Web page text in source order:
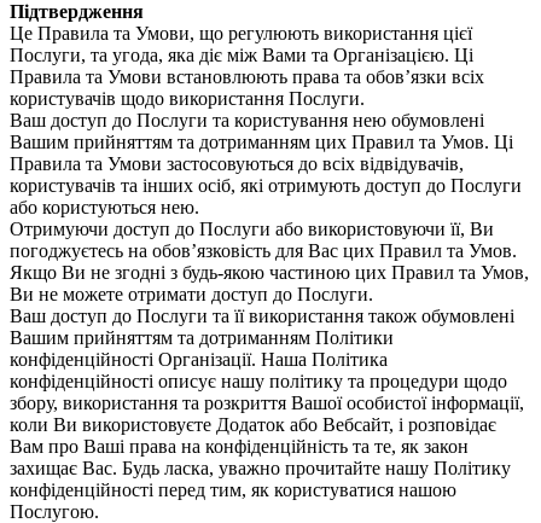
Підтвердження
Це Правила та Умови, що регулюють використання цієї
Послуги, та угода, яка діє між Вами та Організацією. Ці
Правила та Умови встановлюють права та обов’язки всіх
користувачів щодо використання Послуги.
Ваш доступ до Послуги та користування нею обумовлені
Вашим прийняттям та дотриманням цих Правил та Умов. Ці
Правила та Умови застосовуються до всіх відвідувачів,
користувачів та інших осіб, які отримують доступ до Послуги
або користуються нею.
Отримуючи доступ до Послуги або використовуючи її, Ви
погоджуєтесь на обов’язковість для Вас цих Правил та Умов.
Якщо Ви не згодні з будь-якою частиною цих Правил та Умов,
Ви не можете отримати доступ до Послуги.
Ваш доступ до Послуги та її використання також обумовлені
Вашим прийняттям та дотриманням Політики
конфіденційності Організації. Наша Політика
конфіденційності описує нашу політику та процедури щодо
збору, використання та розкриття Вашої особистої інформації,
коли Ви використовуєте Додаток або Вебсайт, і розповідає
Вам про Ваші права на конфіденційність та те, як закон
захищає Вас. Будь ласка, уважно прочитайте нашу Політику
конфіденційності перед тим, як користуватися нашою
Послугою.